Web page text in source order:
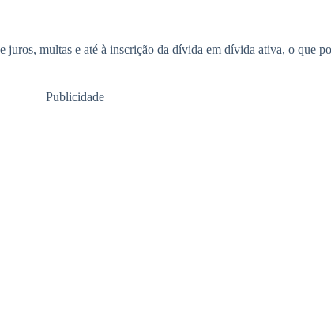
multas e até à inscrição da dívida em dívida ativa, o que
Publicidade